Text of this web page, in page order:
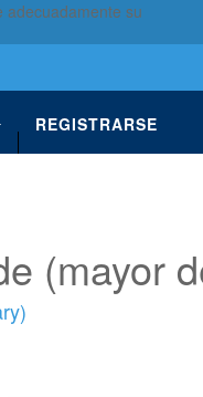
adecuadamente su
REGISTRARSE
(mayor
)